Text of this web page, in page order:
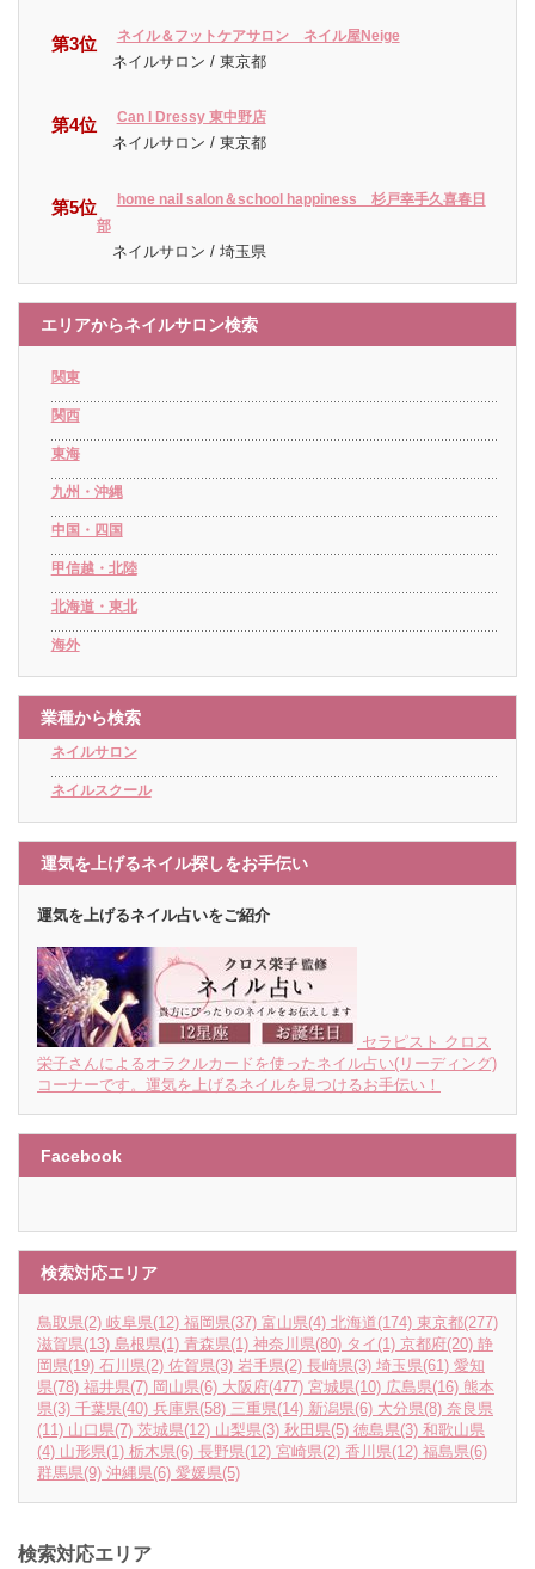
第3位 ネイル＆フットケアサロン ネイル屋Neige
ネイルサロン / 東京都
第4位 Can I Dressy 東中野店
ネイルサロン / 東京都
第5位
home nail salon＆school happiness 杉戸幸手久喜春日
部
ネイルサロン / 埼玉県
エリアからネイルサロン検索
関東
関西
東海
九州・沖縄
中国・四国
甲信越・北陸
北海道・東北
海外
業種から検索
ネイルサロン
ネイルスクール
運気を上げるネイル探しをお手伝い
運気を上げるネイル占いをご紹介
セラピスト クロス
栄子さんによるオラクルカードを使ったネイル占い(リーディング)
コーナーです。運気を上げるネイルを見つけるお手伝い！
Facebook
検索対応エリア
鳥取県(2) 岐阜県(12) 福岡県(37) 富山県(4) 北海道(174) 東京都(277)
滋賀県(13) 島根県(1) 青森県(1) 神奈川県(80) タイ (1) 京都府(20) 静
岡県(19) 石川県(2) 佐賀県(3) 岩手県(2) 長崎県(3) 埼玉県(61) 愛知
県(78) 福井県(7) 岡山県(6) 大阪府(477) 宮城県(10) 広島県(16) 熊本
県(3) 千葉県(40) 兵庫県(58) 三重県(14) 新潟県(6) 大分県(8) 奈良県
(11) 山口県(7) 茨城県(12) 山梨県(3) 秋田県(5) 徳島県(3) 和歌山県
(4) 山形県(1) 栃木県(6) 長野県(12) 宮崎県(2) 香川県(12) 福島県(6)
群馬県(9) 沖縄県(6) 愛媛県(5)
検索対応エリア